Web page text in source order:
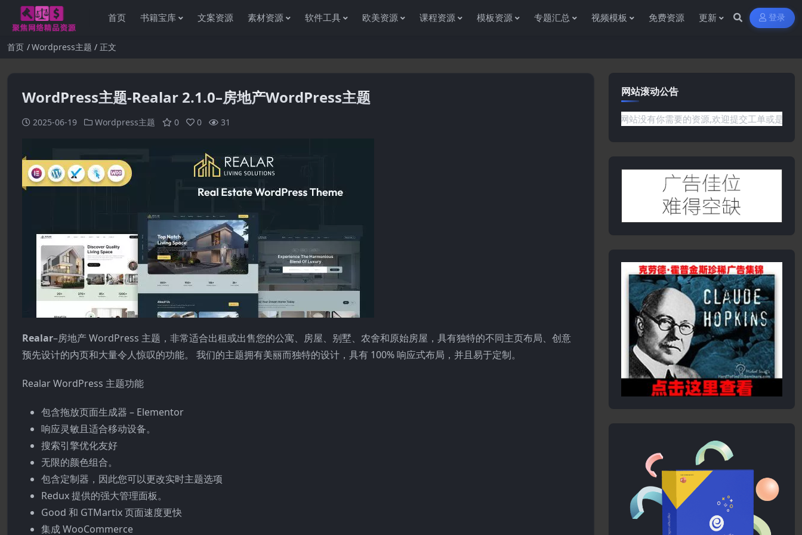
首页 书籍宝库 文案资源 素材资源 软件工具 欧美资源 课程资源 模板资源 专题汇总 视频模板 免费资源 更新 登录
首页 Wordpress主题 正文
WordPress主题-Realar 2.1.0–房地产WordPress主题
2025-06-19 Wordpress主题 0 0 31
Realar–房地产 WordPress 主题，非常适合出租或出售您的公寓、房屋、别墅、农舍和原始房屋，具有独特的不同主页布局、创意
预先设计的内页和大量令人惊叹的功能。 我们的主题拥有美丽而独特的设计，具有 100% 响应式布局，并且易于定制。
Realar WordPress 主题功能
包含拖放页面生成器 – Elementor
响应灵敏且适合移动设备。
搜索引擎优化友好
无限的颜色组合。
包含定制器，因此您可以更改实时主题选项
Redux 提供的强大管理面板。
Good 和 GTMartix 页面速度更快
集成 WooCommerce
网站滚动公告
感谢您访问资源杂货铺获取各种信息资源!如果遇到任何问题或是网站没有你需要的资源,欢迎提交工单或是添加客服微信